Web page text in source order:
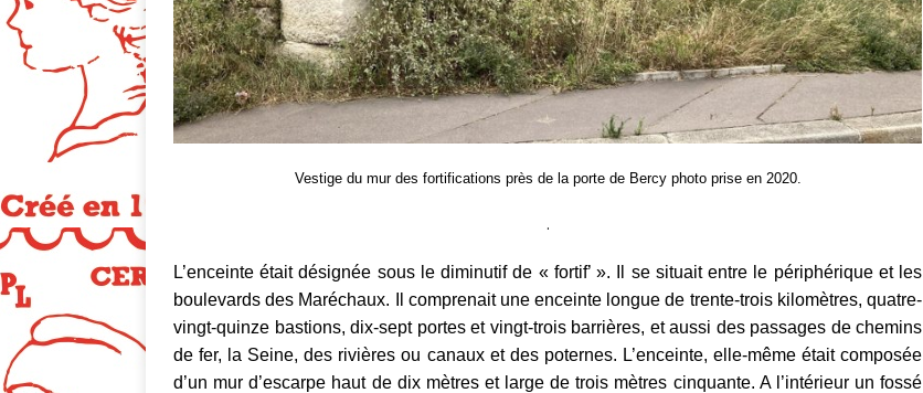
Vestige du mur des fortifications près de la porte de Bercy photo prise en 2020.
.
L’enceinte était désignée sous le diminutif de « fortif’ ». Il se situait entre le périphérique et les
boulevards des Maréchaux. Il comprenait une enceinte longue de trente-trois kilomètres, quatre-
vingt-quinze bastions, dix-sept portes et vingt-trois barrières, et aussi des passages de chemins
de fer, la Seine, des rivières ou canaux et des poternes. L’enceinte, elle-même était composée
d’un mur d’escarpe haut de dix mètres et large de trois mètres cinquante. A l’intérieur un fossé